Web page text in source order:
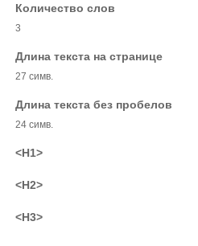
Количество слов
3
Длина текста на странице
27 симв.
Длина текста без пробелов
24 симв.
<H1>
<H2>
<H3>